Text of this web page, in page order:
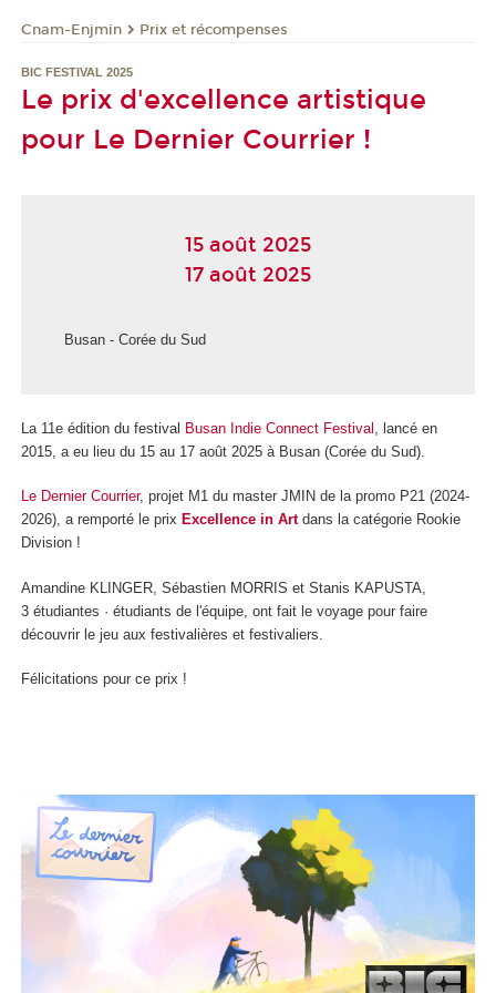
Cnam-Enjmin Prix et récompenses
BIC FESTIVAL 2025
Le prix d'excellence artistique
pour Le Dernier Courrier !
15 août 2025
17 août 2025
Busan - Corée du Sud
La 11e édition du festival Busan Indie Connect Festival , lancé en
2015, a eu lieu du 15 au 17 août 2025 à Busan (Corée du Sud).
Le Dernier Courrier, projet M1 du master JMIN de la promo P21 (2024-
2026), a remporté le prix Excellence in Artdans la catégorie Rookie
Division !
Amandine KLINGER, Sébastien MORRIS et Stanis KAPUSTA,
3 étudiantes · étudiants de l'équipe, ont fait le voyage pour faire
découvrir le jeu aux festivalières et festivaliers.
Félicitations pour ce prix !